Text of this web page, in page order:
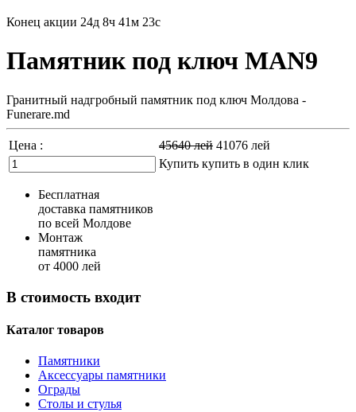
Конец акции 24д 8ч 41м 22с
Памятник под ключ MAN9
Гранитный надгробный памятник под ключ Молдова -
Funerare.md
Цена : 45640лей 41076 лей
Купить купить в один клик
Бесплатная
доставка памятников
по всей Молдове
Монтаж
памятника
от 4000 лей
В стоимость входит
Каталог товаров
Памятники
Аксессуары памятники
Ограды
Столы и стулья